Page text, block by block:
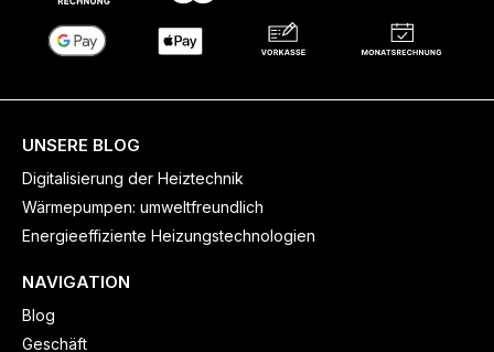
UNSERE BLOG
Digitalisierung der Heiztechnik
Wärmepumpen: umweltfreundlich
Energieeffiziente Heizungstechnologien
NAVIGATION
Blog
Geschäft